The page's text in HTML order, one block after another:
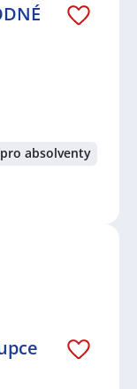
absolventy